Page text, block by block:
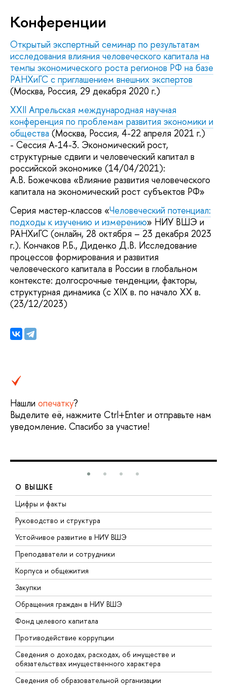
Конференции
Открытый экспертный семинар по результатам
исследования влияния человеческого капитала на
темпы экономического роста регионов РФ на базе
РАНХиГС с приглашением внешних экспертов
(Москва, Россия, 29 декабря 2020 г.)
XXII Апрельская международная научная
конференция по проблемам развития экономики и
общества (Москва, Россия, 4-22 апреля 2021 г.)
- Сессия A-14-3. Экономический рост,
структурные сдвиги и человеческий капитал в
российской экономике (14/04/2021):
А.В. Божечкова «Влияние развития человеческого
капитала на экономический рост субъектов РФ»
Серия мастер-классов «Человеческий потенциал:
подходы к изучению и измерению» НИУ ВШЭ и
РАНХиГС (онлайн, 28 октября – 23 декабря 2023
г.). Кончаков Р.Б., Диденко Д.В. Исследование
процессов формирования и развития
человеческого капитала в России в глобальном
контексте: долгосрочные тенденции, факторы,
структурная динамика (с XIX в. по начало XX в.
(23/12/2023)
Нашли опечатку?
Выделите её, нажмите Ctrl+Enter и отправьте нам
уведомление. Спасибо за участие!
О ВЫШКЕ
Цифры и факты
Руководство и структура
Устойчивое развитие в НИУ ВШЭ
Преподаватели и сотрудники
Корпуса и общежития
Закупки
Обращения граждан в НИУ ВШЭ
Фонд целевого капитала
Противодействие коррупции
Сведения о доходах, расходах, об имуществе и
обязательствах имущественного характера
Сведения об образовательной организации